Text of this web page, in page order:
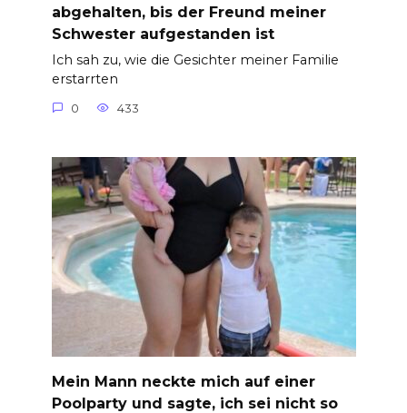
abgehalten, bis der Freund meiner
Schwester aufgestanden ist
Ich sah zu, wie die Gesichter meiner Familie
erstarrten
0 433
Mein Mann neckte mich auf einer
Poolparty und sagte, ich sei nicht so